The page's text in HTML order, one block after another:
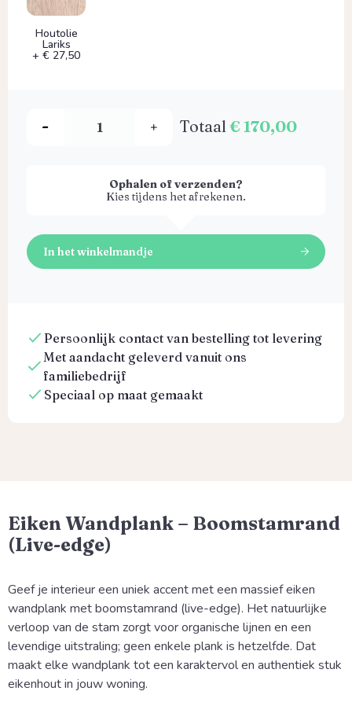
Houtolie
Lariks
+ € 27,50
Totaal € 170,00
Ophalen of verzenden?
Kies tijdens het afrekenen.
In het winkelmandje
Persoonlijk contact van bestelling tot levering
Met aandacht geleverd vanuit ons
familiebedrijf
Speciaal op maat gemaakt
Eiken Wandplank – Boomstamrand
(Live-edge)
Geef je interieur een uniek accent met een massief eiken
wandplank met boomstamrand (live-edge). Het natuurlijke
verloop van de stam zorgt voor organische lijnen en een
levendige uitstraling; geen enkele plank is hetzelfde. Dat
maakt elke wandplank tot een karaktervol en authentiek stuk
eikenhout in jouw woning.